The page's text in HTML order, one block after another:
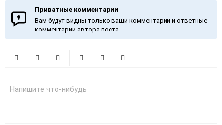
Приватные комментарии
Вам будут видны только ваши комментарии и ответные
комментарии автора поста.
Напишите что-нибудь